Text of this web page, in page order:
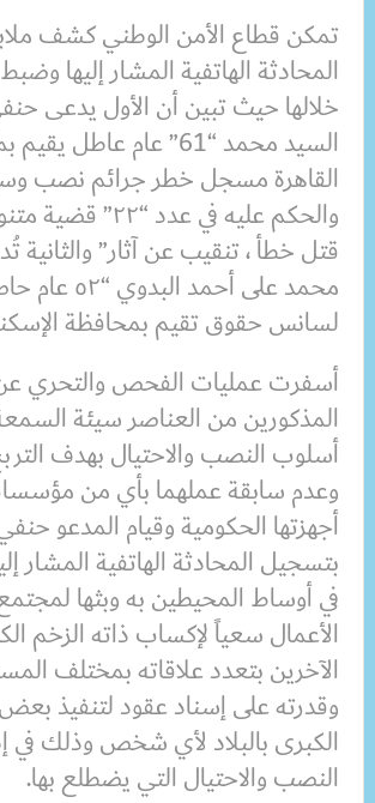
تمكن قطاع الأمن الوطني كشف
المحادثة الهاتفية المشار إليها
خلالها حيث تبين أن الأول يدعى
السيد محمد “61” عام عاطل
القاهرة مسجل خطر جرائم نصب
والحكم عليه في عدد
قتل خطأ ، تنقيب عن آثار”
محمد على أحمد
لسانس حقوق تقيم بمحافظة
أسفرت عمليات الفحص والتحري
المذكورين من العناصر سيئة
أسلوب النصب والاحتيال بهدف
وعدم سابقة عملهما بأي من
أجهزتها الحكومية وقيام المدعو
بتسجيل المحادثة الهاتفية المشار
في أوساط المحيطين به وبثها
الأعمال سعياً لإكساب ذاته الزخم
الآخرين بتعدد علاقاته بمختلف
وقدرته على إسناد عقود لتنفيذ
الكبرى بالبلاد لأي شخص وذلك في
النصب والاحتيال التي يضطلع بها.